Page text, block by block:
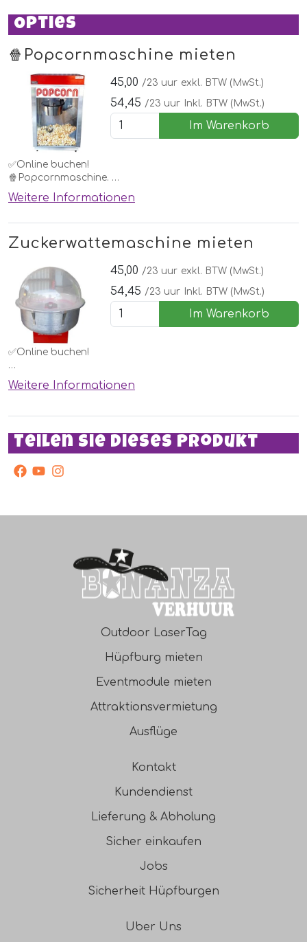
Opties
🍿Popcornmaschine mieten
45,00 /23 uur exkl. BTW (MwSt.)
54,45 /23 uur Inkl. BTW (MwSt.)
Im Warenkorb
✅Online buchen!
🍿Popcornmaschine.
Jedes Kind möchte das zu Hause. Mieten Sie diese einfach
Weitere Informationen
Zuckerwattemaschine mieten
45,00 /23 uur exkl. BTW (MwSt.)
54,45 /23 uur Inkl. BTW (MwSt.)
Im Warenkorb
✅Online buchen!
Eine Zuckerwattemaschine. Jedes Kind möchte das zu
Hause. Mieten Sie diese einfach bei einem Hüpfburg oder
Vergessen Sie nicht, die Zutaten zu bestellen!
Weitere Informationen
Teilen Sie dieses Produkt
facebook
Youtube
Instagram
Outdoor LaserTag
Hüpfburg mieten
Eventmodule mieten
Attraktionsvermietung
Ausflüge
Kontakt
Kundendienst
Lieferung & Abholung
Sicher einkaufen
Jobs
Sicherheit Hüpfburgen
Uber Uns